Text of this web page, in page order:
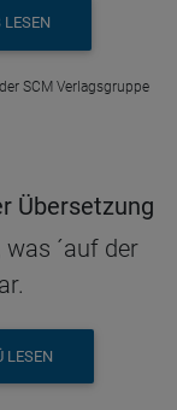
SCM Verlagsgruppe
Übersetzung
´auf der
LESEN